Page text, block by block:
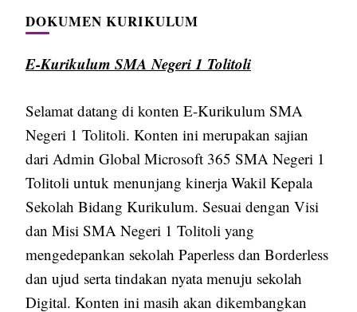
DOKUMEN KURIKULUM
E-Kurikulum SMA Negeri 1 Tolitoli
Selamat datang di konten E-Kurikulum SMA
Negeri 1 Tolitoli. Konten ini merupakan sajian
dari Admin Global Microsoft 365 SMA Negeri 1
Tolitoli untuk menunjang kinerja Wakil Kepala
Sekolah Bidang Kurikulum. Sesuai dengan Visi
dan Misi SMA Negeri 1 Tolitoli yang
mengedepankan sekolah Paperless dan Borderless
dan ujud serta tindakan nyata menuju sekolah
Digital. Konten ini masih akan dikembangkan